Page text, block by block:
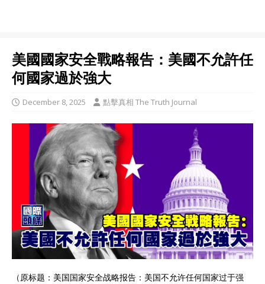
美國國家安全戰略報告：美國不允許任
何國家過於強大
December 8, 2025 點擊真相 The Truth Journal
（原标题：美国国家安全战略报告：美国不允许任何国家过于强